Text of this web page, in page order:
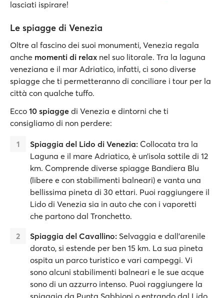
lasciati ispirare!
Le spiagge di Venezia
Oltre al fascino dei suoi monumenti, Venezia regala
anche momenti di relax nel suo litorale. Tra la laguna
veneziana e il mar Adriatico, infatti, ci sono diverse
spiagge che ti permetteranno di conciliare i tour per la
città con qualche tuffo.
Ecco 10 spiagge di Venezia e dintorni che ti
consigliamo di non perdere:
Spiaggia del Lido di Venezia: Collocata tra la
Laguna e il mare Adriatico, è un’isola sottile di 12
km. Comprende diverse spiagge Bandiera Blu
(libere e con stabilimenti balneari) e vanta una
bellissima pineta di 30 ettari. Puoi raggiungere il
Lido di Venezia sia in auto che con i vaporetti
che partono dal Tronchetto.
Spiaggia del Cavallino: Selvaggia e dall'arenile
dorato, si estende per ben 15 km. La sua pineta
ospita un parco turistico e vari campeggi. Vi
sono alcuni stabilimenti balneari e le sue acque
sono di un azzurro intenso. Puoi raggiungere la